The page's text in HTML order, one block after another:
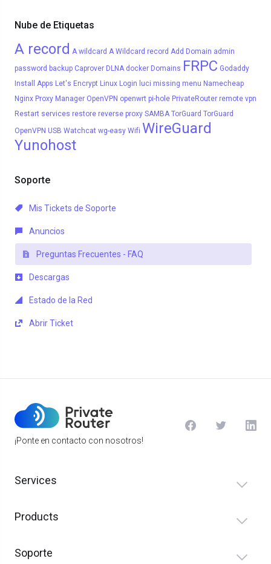
Nube de Etiquetas
A record A wildcard A Wildcard record Add Domain admin
password backup Caprover DLNA docker Domains FRPC Godaddy
Install Apps Let's Encrypt Linux Login luci missing menu Namecheap
Nginx Proxy Manager OpenVPN openwrt pi-hole PrivateRouter remote vpn
Restart services restore reverse proxy SAMBA TorGuard TorGuard
OpenVPN USB Watchcat wg-easy Wifi WireGuard
Yunohost
Soporte
Mis Tickets de Soporte
Anuncios
Preguntas Frecuentes - FAQ
Descargas
Estado de la Red
Abrir Ticket
¡Ponte en contacto con nosotros!
Services
Products
Soporte